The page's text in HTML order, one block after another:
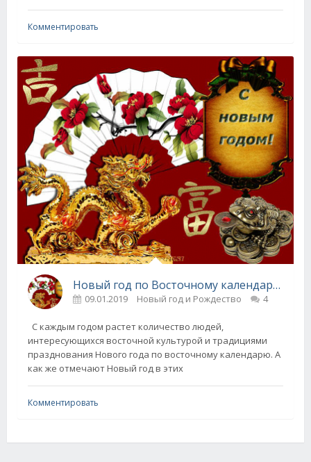
Комментировать
Новый год по Восточному календарю! (интересные традиции)
09.01.2019 Новый год и Рождество 4
С каждым годом растет количество людей,
интересующихся восточной культурой и традициями
празднования Нового года по восточному календарю. А
как же отмечают Новый год в этих
Комментировать